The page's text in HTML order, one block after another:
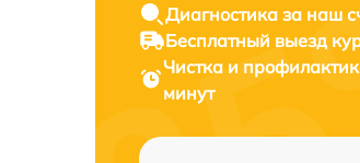
Диагностика за наш
Бесплатный выезд
Чистка и
минут